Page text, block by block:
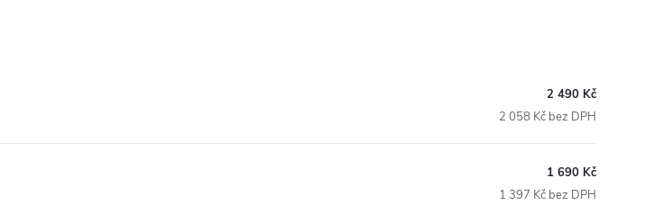
2 490 Kč
2 058 Kč bez DPH
1 690 Kč
1 397 Kč bez DPH